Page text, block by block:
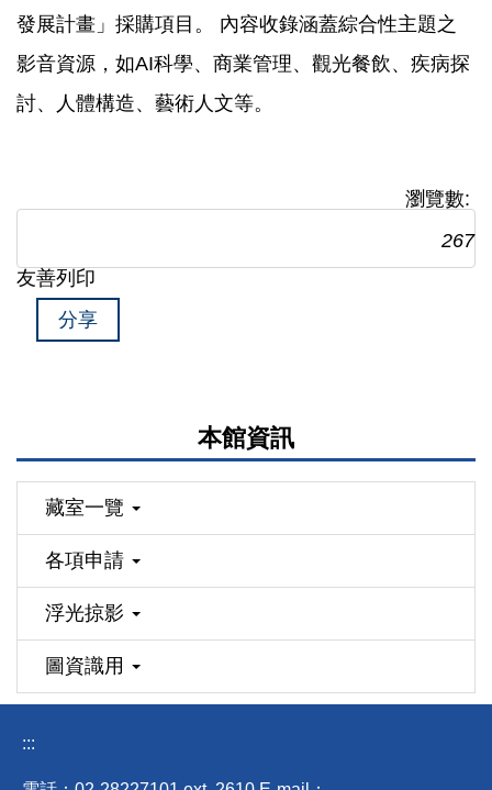
發展計畫」採購項目。 內容收錄涵蓋綜合性主題之
影音資源，如AI科學、商業管理、觀光餐飲、疾病探
討、人體構造、藝術人文等。
瀏覽數:
267
友善列印
分享
本館資訊
藏室一覽
各項申請
浮光掠影
圖資識用
:::